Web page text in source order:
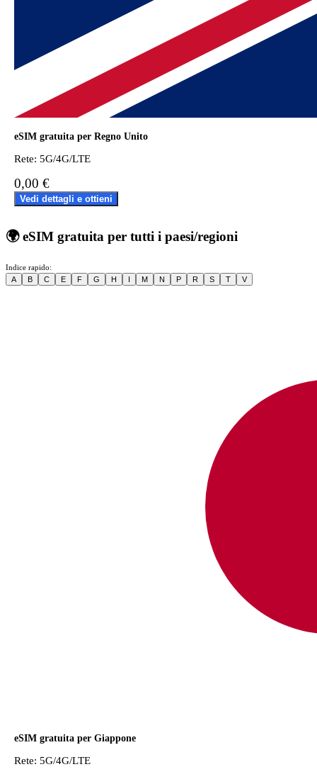
eSIM gratuita per Regno Unito
Rete: 5G/4G/LTE
0,00 €
Vedi dettagli e ottieni
🌍eSIM gratuita per tutti i paesi/regioni
Indice rapido:
A
B C E F G H I M N P R S T V
eSIM gratuita per Giappone
Rete: 5G/4G/LTE
Offerta a tempo limitato